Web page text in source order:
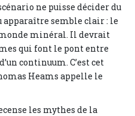
ne puisse décider du
apparaître semble clair : le
minéral. Il devrait
qui font le pont entre
continuum. C’est cet
Heams appelle le
les mythes de la